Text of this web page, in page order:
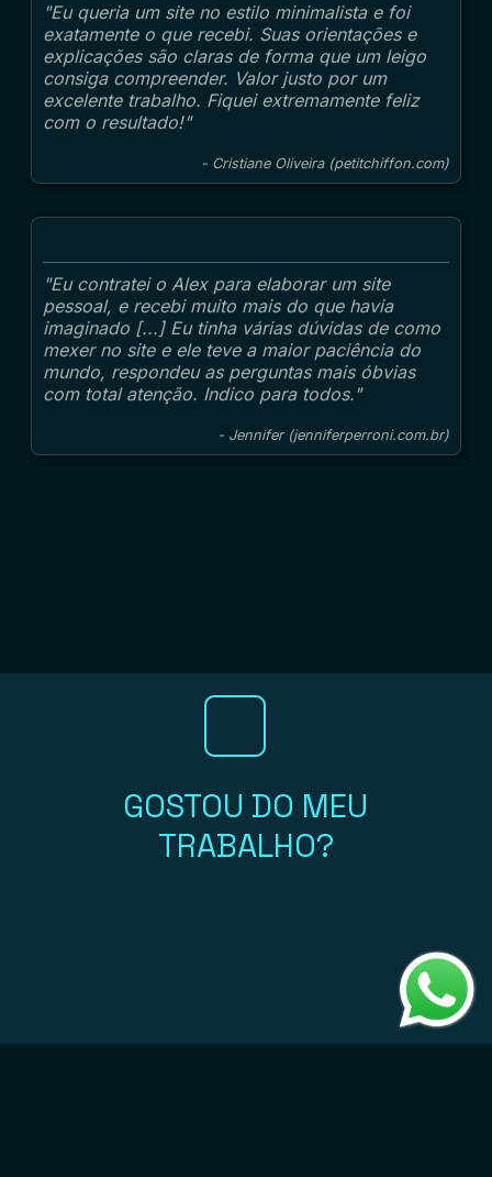
"Eu queria um site no estilo minimalista e foi
exatamente o que recebi. Suas orientações e
explicações são claras de forma que um leigo
consiga compreender. Valor justo por um
excelente trabalho. Fiquei extremamente feliz
com o resultado!"
- Cristiane Oliveira (petitchiffon.com)
"Eu contratei o Alex para elaborar um site
pessoal, e recebi muito mais do que havia
imaginado [...] Eu tinha várias dúvidas de como
mexer no site e ele teve a maior paciência do
mundo, respondeu as perguntas mais óbvias
com total atenção. Indico para todos."
- Jennifer (jenniferperroni.com.br)
GOSTOU DO MEU
TRABALHO?